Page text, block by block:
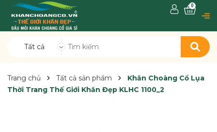
Tất cả
0
Trang chủ Tất cả sản phẩm
Khăn Choàng Cổ Lụa
Thời Trang Thế Giới Khăn Đẹp KLHC 1100_2